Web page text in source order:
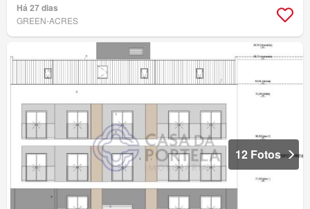
Há 27 dias
GREEN-ACRES
12 Fotos